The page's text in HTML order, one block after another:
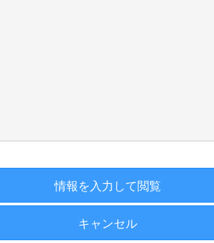
情報を入力して閲覧
キャンセル